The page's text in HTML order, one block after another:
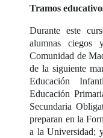
Tramos
Durante este
alumnas ciegos
Comunidad de
de la siguiente
Educación
Educación
Secundaria
preparan en la
a la Universidad;